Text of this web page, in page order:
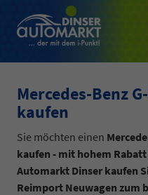
Mercedes-Benz
kaufen
Sie möchten einen
kaufen - mit hohem Rabatt
Automarkt Dinser kaufen
Reimport Neuwagen zum